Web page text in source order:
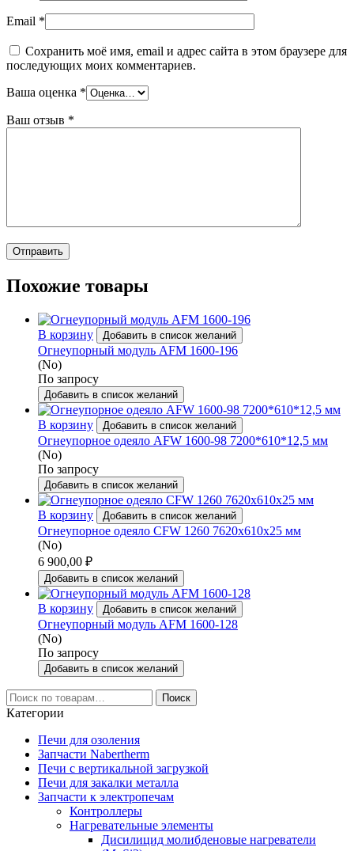
Email *
Сохранить моё имя, email и адрес сайта в этом браузере для
последующих моих комментариев.
Ваша оценка *
Ваш отзыв *
Похожие товары
В корзину Добавить в список желаний
Огнеупорный модуль AFM 1600-196
(No)
По запросу
Добавить в список желаний
В корзину Добавить в список желаний
Огнеупорное одеяло AFW 1600-98 7200*610*12,5 мм
(No)
По запросу
Добавить в список желаний
В корзину Добавить в список желаний
Огнеупорное одеяло CFW 1260 7620х610х25 мм
(No)
6 900,00 ₽
Добавить в список желаний
В корзину Добавить в список желаний
Огнеупорный модуль AFM 1600-128
(No)
По запросу
Добавить в список желаний
Искать: Поиск
Категории
Печи для озоления
Запчасти Nabertherm
Печи с вертикальной загрузкой
Печи для закалки металла
Запчасти к электропечам
Контроллеры
Нагревательные элементы
Дисилицид молибденовые нагреватели